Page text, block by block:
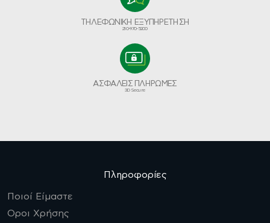
ΤΗΛΕΦΩΝΙΚΗ ΕΞΥΠΗΡΕΤΗΣΗ
210-970-5200
ΑΣΦΑΛΕΙΣ ΠΛΗΡΩΜΕΣ
3D Secure
Πληροφορίες
Ποιοί Είμαστε
Οροι Χρήσης